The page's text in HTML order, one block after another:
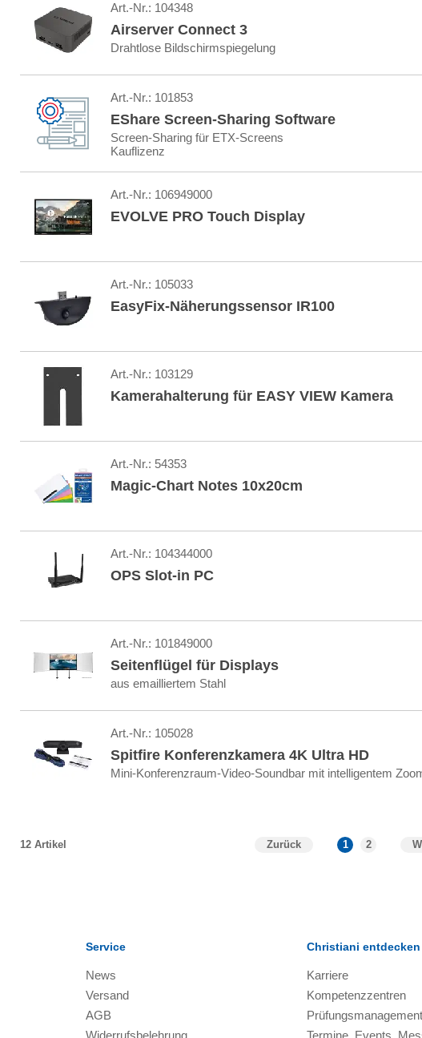
Art.-Nr.: 104348
Airserver Connect 3
Drahtlose Bildschirmspiegelung
Art.-Nr.: 101853
EShare Screen-Sharing Software
Screen-Sharing für ETX-Screens
Kauflizenz
Art.-Nr.: 106949000
EVOLVE PRO Touch Display
Art.-Nr.: 105033
EasyFix-Näherungssensor IR100
Art.-Nr.: 103129
Kamerahalterung für EASY VIEW Kamera
Art.-Nr.: 54353
Magic-Chart Notes 10x20cm
Art.-Nr.: 104344000
OPS Slot-in PC
Art.-Nr.: 101849000
Seitenflügel für Displays
aus emailliertem Stahl
Art.-Nr.: 105028
Spitfire Konferenzkamera 4K Ultra HD
Mini-Konferenzraum-Video-Soundbar mit intelligentem
12 Artikel Zurück 1 2
Service
News
Versand
AGB
Widerrufsbelehrung
Christiani entdecken
Karriere
Kompetenzzentren
Prüfungsmanagement
Termine, Events,